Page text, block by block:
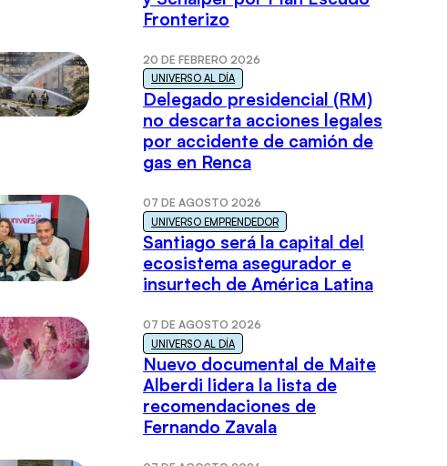
Fronterizo
20 DE FEBRERO 2026
UNIVERSO AL DÍA
Delegado presidencial (RM)
no descarta acciones legales
por accidente de camión de
gas en Renca
07 DE AGOSTO 2026
UNIVERSO EMPRENDEDOR
Santiago será la capital del
ecosistema asegurador e
insurtech de América Latina
07 DE AGOSTO 2026
UNIVERSO AL DÍA
Nuevo documental de Maite
Alberdi lidera la lista de
recomendaciones de
Fernando Zavala